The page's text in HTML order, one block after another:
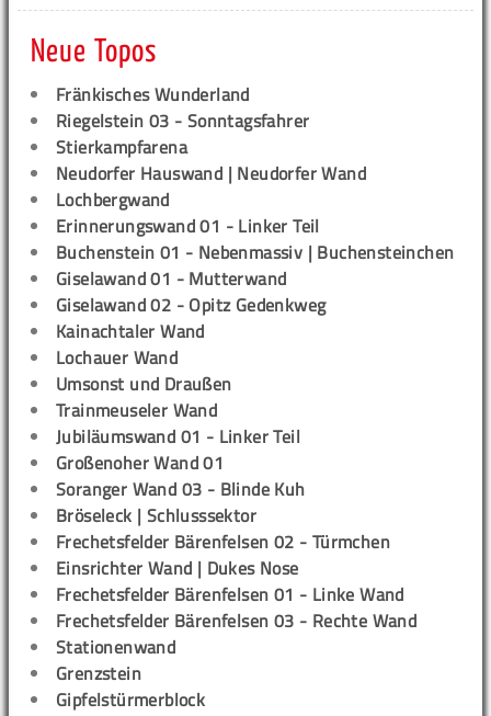
Neue Topos
Fränkisches Wunderland
Riegelstein 03 - Sonntagsfahrer
Stierkampfarena
Neudorfer Hauswand | Neudorfer Wand
Lochbergwand
Erinnerungswand 01 - Linker Teil
Buchenstein 01 - Nebenmassiv | Buchensteinchen
Giselawand 01 - Mutterwand
Giselawand 02 - Opitz Gedenkweg
Kainachtaler Wand
Lochauer Wand
Umsonst und Draußen
Trainmeuseler Wand
Jubiläumswand 01 - Linker Teil
Großenoher Wand 01
Soranger Wand 03 - Blinde Kuh
Bröseleck | Schlusssektor
Frechetsfelder Bärenfelsen 02 - Türmchen
Einsrichter Wand | Dukes Nose
Frechetsfelder Bärenfelsen 01 - Linke Wand
Frechetsfelder Bärenfelsen 03 - Rechte Wand
Stationenwand
Grenzstein
Gipfelstürmerblock